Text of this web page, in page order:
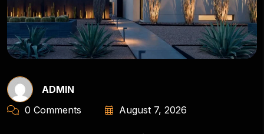
ADMIN
0 Comments
August 7, 2026